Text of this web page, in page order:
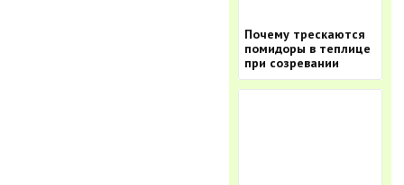
Почему трескаются
помидоры в теплице
при созревании